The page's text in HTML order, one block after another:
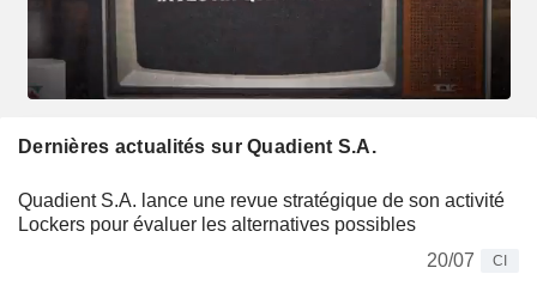
Dernières actualités sur Quadient S.A.
Quadient S.A. lance une revue stratégique de son activité
Lockers pour évaluer les alternatives possibles
20/07
CI